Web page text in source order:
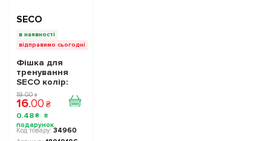
SECO
в наявності
відправимо сьогодні
Фішка для
тренування
SECO колір:
помаранчевий
19.00 ₴
16.00 ₴
0.48 ₴
34960